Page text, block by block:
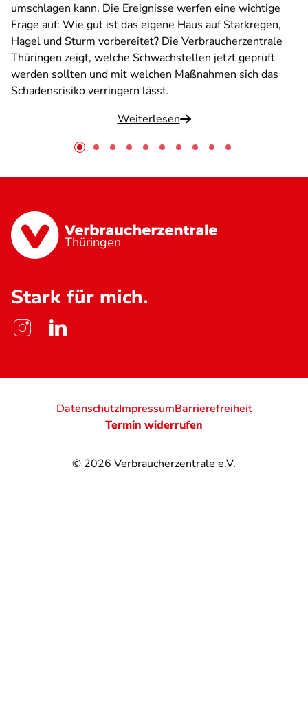
umschlagen kann. Die Ereignisse werfen eine wichtige
Frage auf: Wie gut ist das eigene Haus auf Starkregen,
Hagel und Sturm vorbereitet? Die Verbraucherzentrale
Thüringen zeigt, welche Schwachstellen jetzt geprüft
werden sollten und mit welchen Maßnahmen sich das
Schadensrisiko verringern lässt.
Weiterlesen
Thüringen
Stark für mich.
© 2026 Verbraucherzentrale e.V.
DatenschutzImpressumBarrierefreiheit
Termin widerrufen